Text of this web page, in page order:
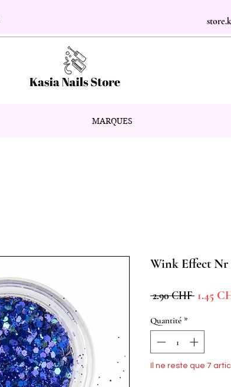
MARQUES
Wink Effect Nr
2.90 CHF Prix
1.45
Quantité *
Il ne reste que 7